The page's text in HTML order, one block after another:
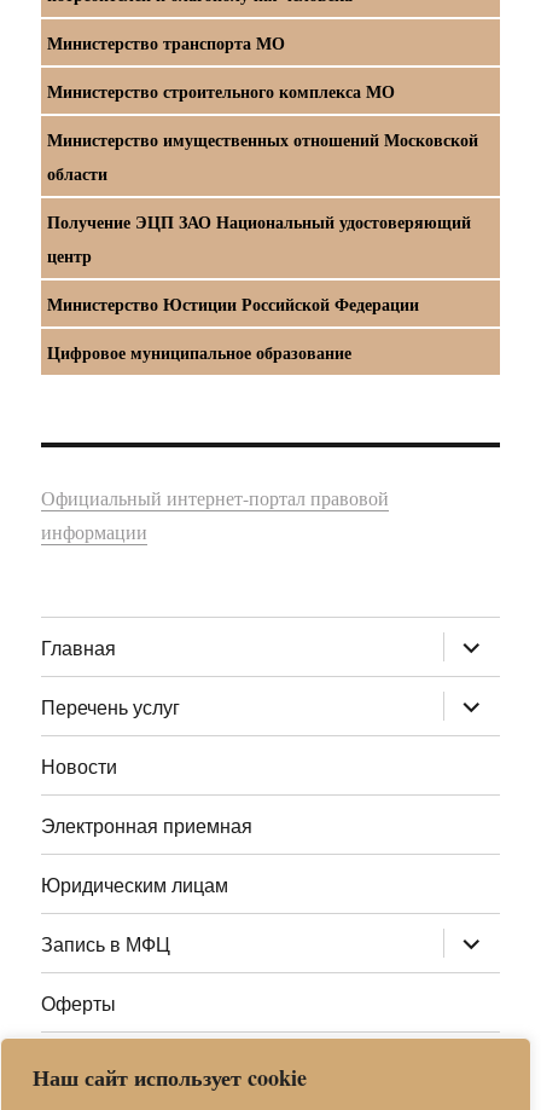
Наш сайт использует cookie
Министерство транспорта МО
Министерство строительного комплекса МО
Министерство имущественных отношений Московской
области
Получение ЭЦП ЗАО Национальный удостоверяющий
центр
Министерство Юстиции Российской Федерации
Цифровое муниципальное образование
Официальный интернет-портал правовой
информации
Главная раскрыть
дочернее
меню
Перечень услуг
раскрыть
дочернее
меню
Новости
Электронная приемная
Юридическим лицам
Запись в МФЦ раскрыть
дочернее
меню
Оферты